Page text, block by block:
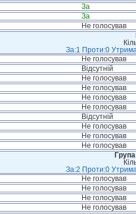
За
За
Не голосував
За:1 Проти:0
Не голосував
Відсутній
Не голосував
Не голосував
Не голосував
Не голосував
Відсутній
Не голосував
Не голосував
Не голосував
За:2 Проти:0
Не голосував
Не голосував
Не голосував
Не голосував